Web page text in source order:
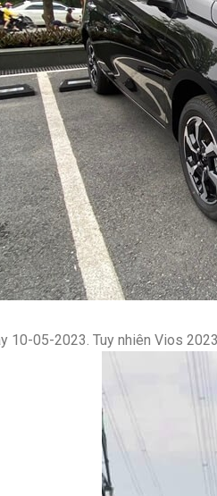
10-05-2023. Tuy nhiên Vios